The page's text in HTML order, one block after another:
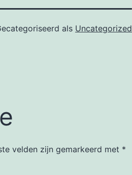
als Uncategorized
velden zijn gemarkeerd met *